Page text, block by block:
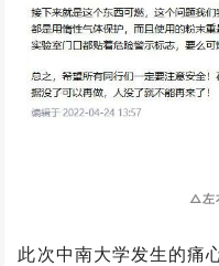
△左
此次中南大学发生的痛